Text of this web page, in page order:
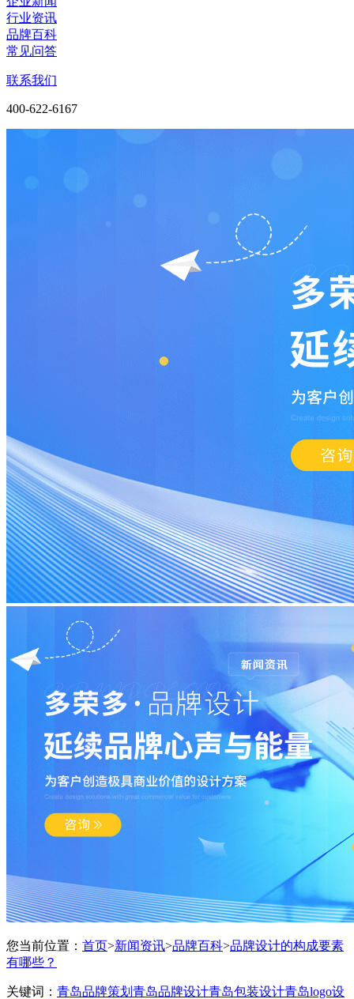
行业资讯
品牌百科
常见问答
联系我们
400-622-6167
您当前位置： 首页>新闻资讯>品牌百科>品牌设计的构成要素
有哪些？
关键词： 青岛品牌策划 青岛品牌设计青岛包装设计青岛logo设